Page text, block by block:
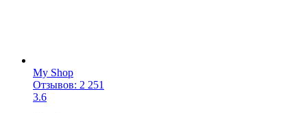
My Shop
Отзывов: 2 251
3.6